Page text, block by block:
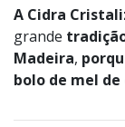
A Cidra
grande
Madeira,
bolo de mel de